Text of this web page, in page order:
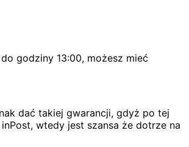
do godziny 13:00, możesz mieć
dać takiej gwarancji, gdyż po tej
wtedy jest szansa że dotrze na